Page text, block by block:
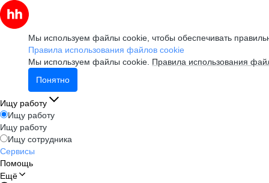
Мы используем файлы cookie, чтобы обеспечивать
Правила использования файлов cookie
Мы используем файлы cookie. Правила использования
Понятно
Ищу работу
Ищу работу
Ищу работу
Ищу сотрудника
Сервисы
Помощь
Ещё